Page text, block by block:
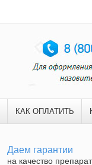
КАК ОПЛАТИТЬ
Даем гарантии
на качество